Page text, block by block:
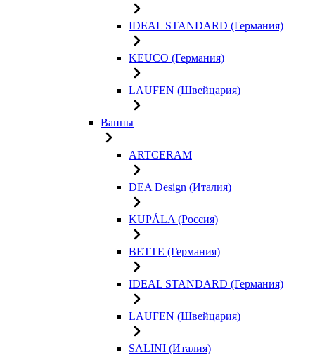
IDEAL STANDARD (Германия)
KEUCO (Германия)
LAUFEN (Швейцария)
Ванны
ARTCERAM
DEA Design (Италия)
KUPÁLA (Россия)
BETTE (Германия)
IDEAL STANDARD (Германия)
LAUFEN (Швейцария)
SALINI (Италия)